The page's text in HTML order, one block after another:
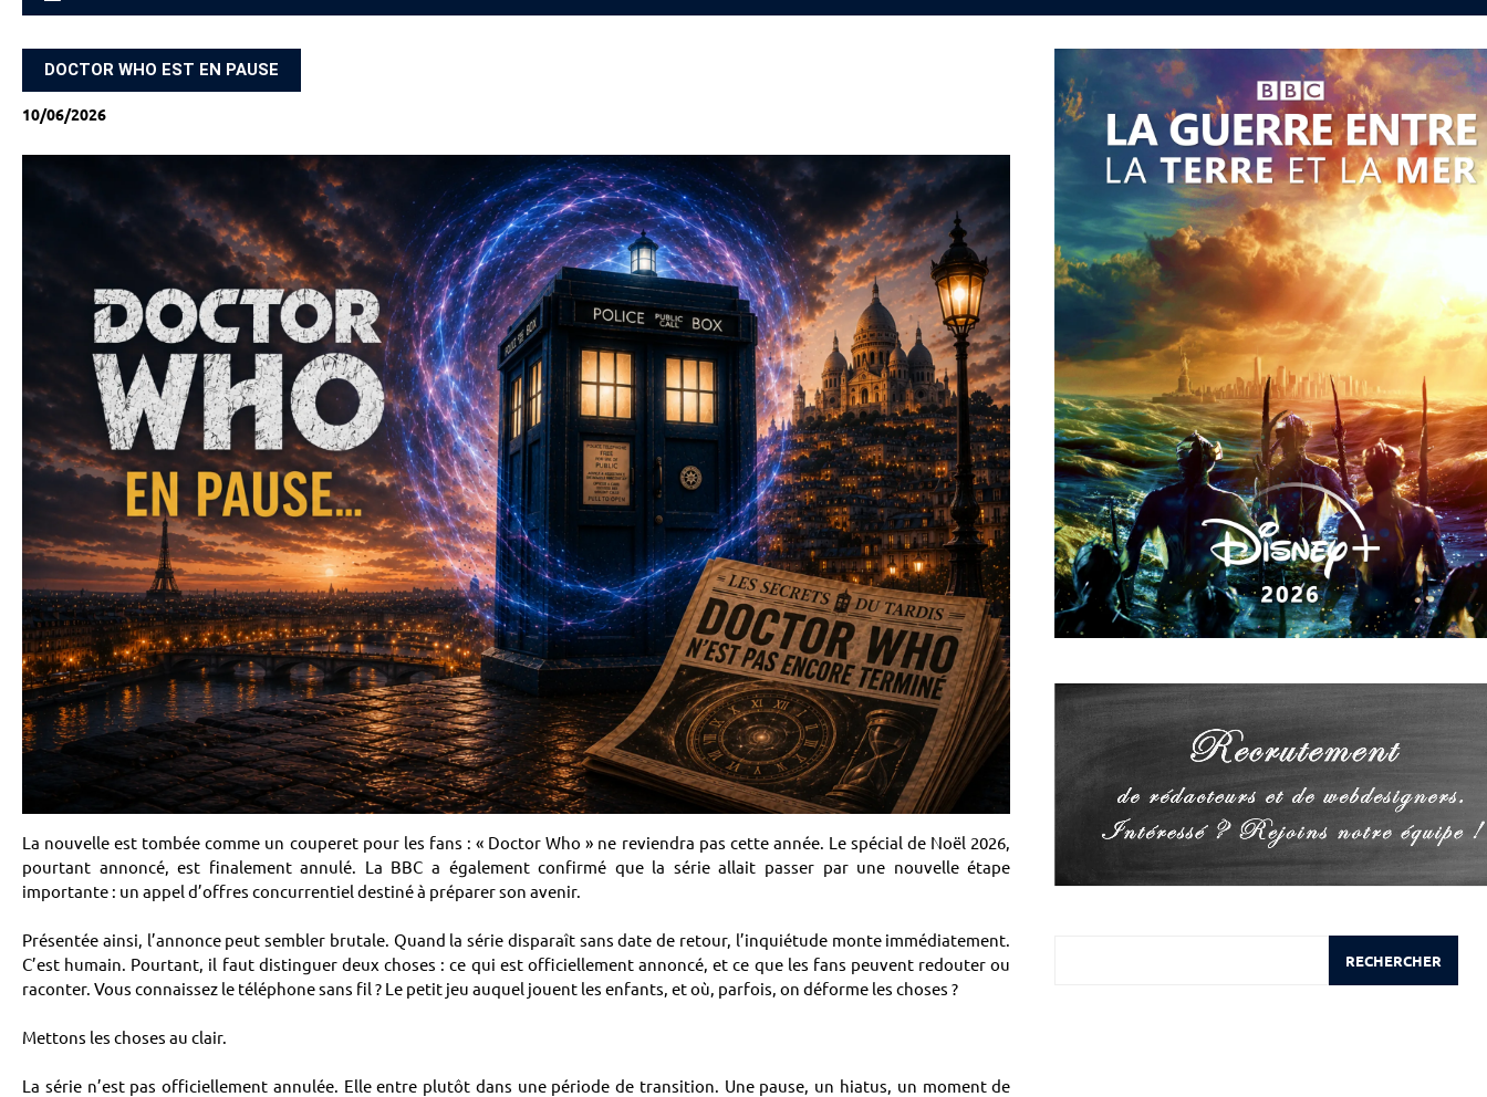
DOCTOR WHO EST EN PAUSE
10/06/2026
La nouvelle est tombée comme un couperet pour les fans : « Doctor Who » ne reviendra pas cette année. Le spécial de Noël 2026,
pourtant annoncé, est finalement annulé. La BBC a également confirmé que la série allait passer par une nouvelle étape
importante : un appel d’offres concurrentiel destiné à préparer son avenir.
Présentée ainsi, l’annonce peut sembler brutale. Quand la série disparaît sans date de retour, l’inquiétude monte immédiatement.
C’est humain. Pourtant, il faut distinguer deux choses : ce qui est officiellement annoncé, et ce que les fans peuvent redouter ou
raconter. Vous connaissez le téléphone sans fil ? Le petit jeu auquel jouent les enfants, et où, parfois, on déforme les choses ?
Mettons les choses au clair.
La série n’est pas officiellement annulée. Elle entre plutôt dans une période de transition. Une pause, un hiatus, un moment de
RECHERCHER